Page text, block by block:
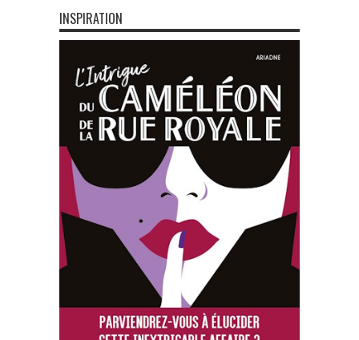
INSPIRATION